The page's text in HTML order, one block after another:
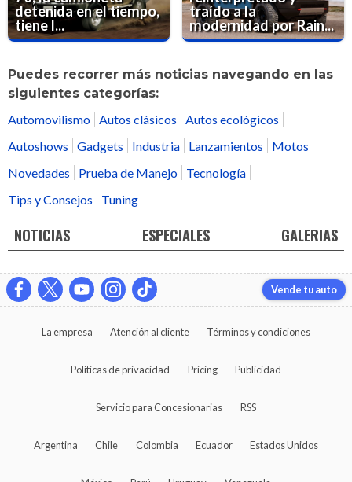
detenida en el tiempo,
tiene l...
traído a la
modernidad por Rain...
Puedes recorrer más noticias navegando en las
siguientes categorías:
Automovilismo Autos clásicos
Autos ecológicos
Autoshows
Gadgets Industria Lanzamientos
Motos
Novedades
Prueba de Manejo
Tecnología
Tips y Consejos
Tuning
NOTICIAS ESPECIALES GALERIAS
Vende tu auto
La empresa Atención al cliente Términos y condiciones
Políticas de privacidad Pricing Publicidad
Servicio para Concesionarias RSS
Argentina Chile Colombia Ecuador Estados Unidos